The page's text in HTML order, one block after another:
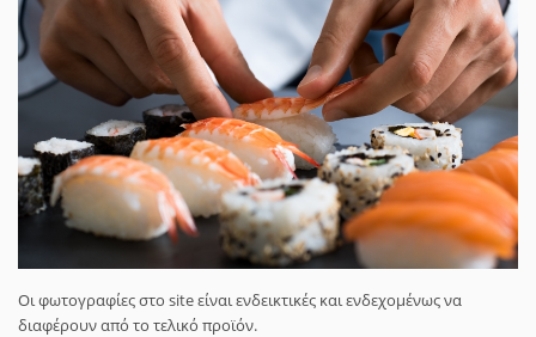
Οι φωτογραφίες στο site είναι ενδεικτικές και ενδεχομένως να
διαφέρουν από το τελικό προϊόν.